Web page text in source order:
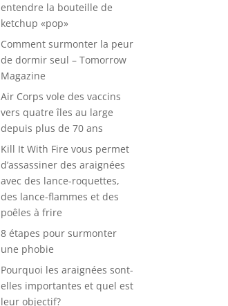
entendre la bouteille de
ketchup «pop»
Comment surmonter la peur
de dormir seul – Tomorrow
Magazine
Air Corps vole des vaccins
vers quatre îles au large
depuis plus de 70 ans
Kill It With Fire vous permet
d’assassiner des araignées
avec des lance-roquettes,
des lance-flammes et des
poêles à frire
8 étapes pour surmonter
une phobie
Pourquoi les araignées sont-
elles importantes et quel est
leur objectif?